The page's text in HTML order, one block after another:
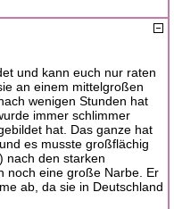
und kann euch nur raten
an einem mittelgroßen
wenigen Stunden hat
immer schlimmer
hat. Das ganze hat
es musste großflächig
nach den starken
noch eine große Narbe. Er
ab, da sie in Deutschland